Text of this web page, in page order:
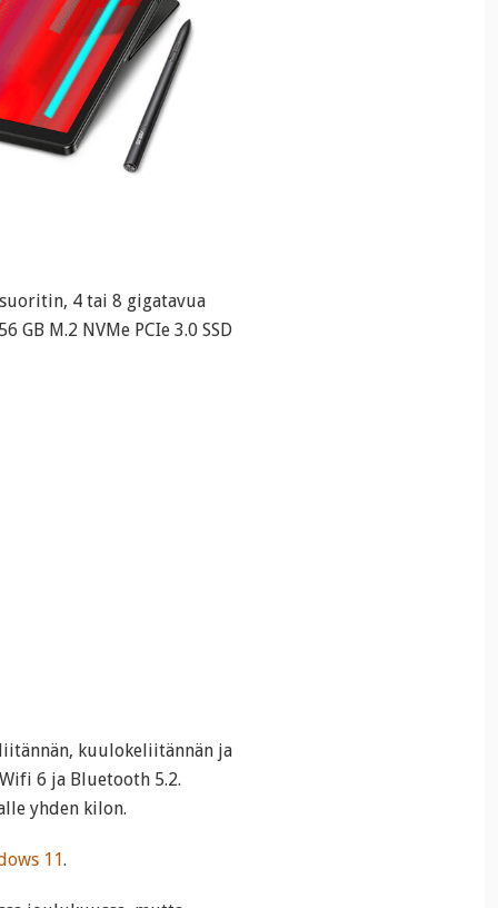
4 tai 8 gigatavua
GB M.2 NVMe PCIe 3.0 SSD
kuulokeliitännän ja
6 ja Bluetooth 5.2.
yhden kilon.
11.